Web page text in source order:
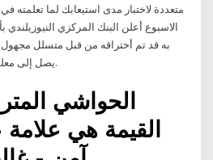
متعددة لاختبار مدى استيعابك لما تعلمته
الاسبوع أعلن البنك المركزي النيوزيلندي
به قد تم أختراقه من قبل متسلل
يصل إلى معلومات حساسة تجاريًا وشخصيًا.
القيمة هي